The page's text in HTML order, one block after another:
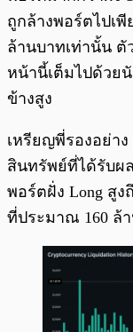
ถูกล้างพอร์ตไปเ
ล้านบาทเท่านั้น ตั
หน้านี้เต็มไปด้วยนั
ข้างสูง
เหรียญพี่รองอย่าง
สินทรัพย์ที่ได้รับผ
พอร์ตฝั่ง Long สูง
ที่ประมาณ 160 ล้